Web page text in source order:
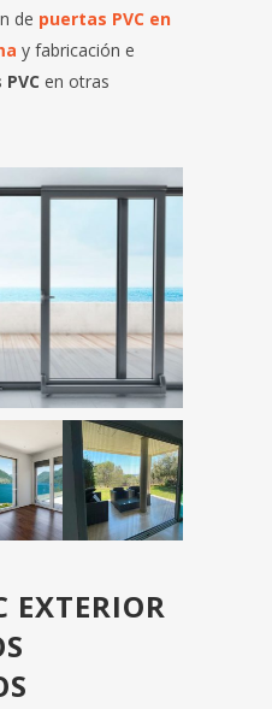
de puertas PVC en
y fabricación e
en otras
EXTERIOR